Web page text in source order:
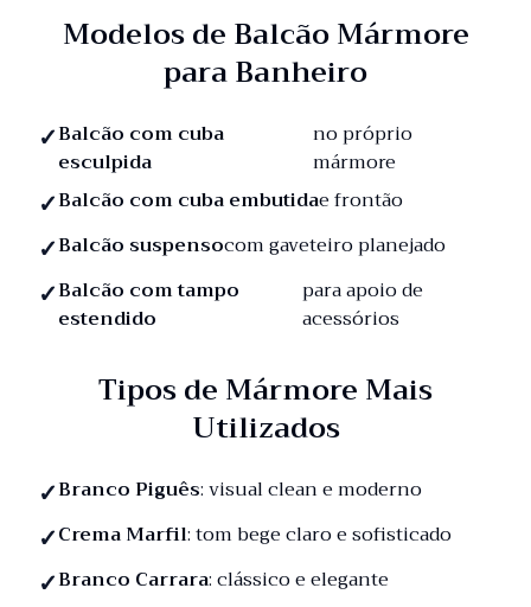
Modelos de Balcão Mármore
para Banheiro
Balcão com cuba
esculpida
no próprio
mármore
Balcão com cuba embutidae frontão
Balcão suspensocom gaveteiro planejado
Balcão com tampo
estendido
para apoio de
acessórios
Tipos de Mármore Mais
Utilizados
Branco Piguês: visual clean e moderno
Crema Marfil: tom bege claro e sofisticado
Branco Carrara: clássico e elegante